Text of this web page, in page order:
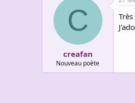
C
creafan
Nouveau poète